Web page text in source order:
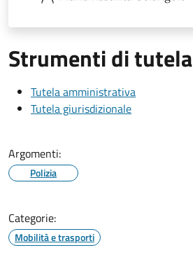
Strumenti di tutela
Tutela amministrativa
Tutela giurisdizionale
Argomenti:
Polizia
Categorie:
Mobilità e trasporti